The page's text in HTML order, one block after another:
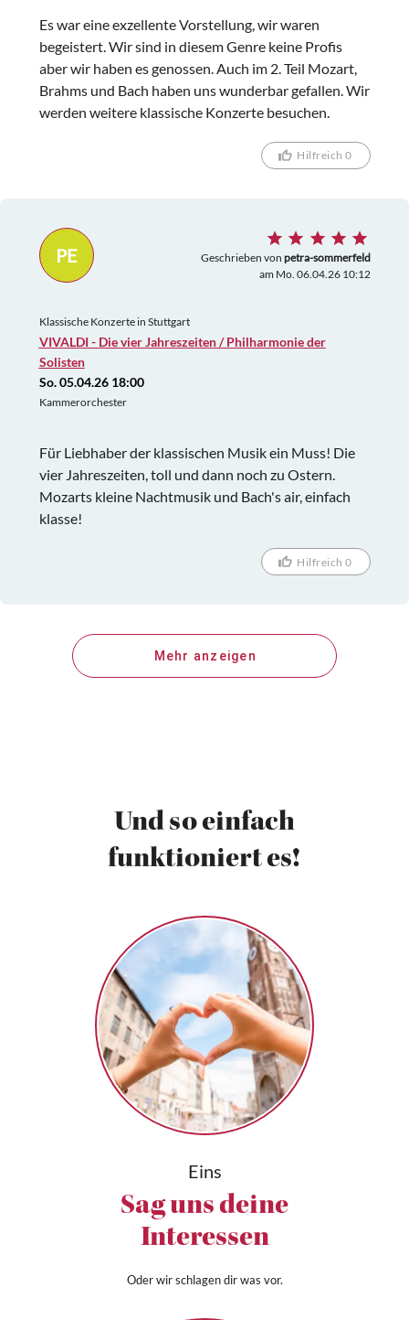
Es war eine exzellente Vorstellung, wir waren
begeistert. Wir sind in diesem Genre keine Profis
aber wir haben es genossen. Auch im 2. Teil Mozart,
Brahms und Bach haben uns wunderbar gefallen. Wir
werden weitere klassische Konzerte besuchen.
Hilfreich 0
PE Geschrieben von petra-sommerfeld
am Mo. 06.04.26 10:12
Klassische Konzerte in Stuttgart
VIVALDI - Die vier Jahreszeiten / Philharmonie der
Solisten
So. 05.04.26 18:00
Kammerorchester
Für Liebhaber der klassischen Musik ein Muss! Die
vier Jahreszeiten, toll und dann noch zu Ostern.
Mozarts kleine Nachtmusik und Bach's air, einfach
klasse!
Hilfreich 0
Mehr anzeigen
Und so einfach
funktioniert es!
Eins
Sag uns deine
Interessen
Oder wir schlagen dir was vor.